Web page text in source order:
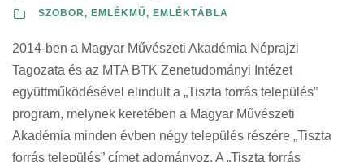
SZOBOR, EMLÉKMŰ, EMLÉKTÁBLA
2014-ben a Magyar Művészeti Akadémia Néprajzi
Tagozata és az MTA BTK Zenetudományi Intézet
együttműködésével elindult a „Tiszta forrás település”
program, melynek keretében a Magyar Művészeti
Akadémia minden évben négy település részére „Tiszta
forrás település” címet adományoz. A „Tiszta forrás